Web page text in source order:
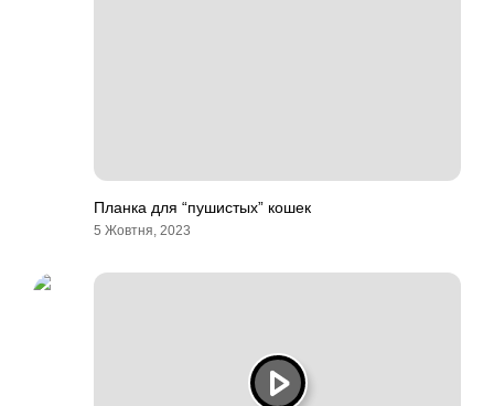
Планка для “пушистых” кошек
5 Жовтня, 2023